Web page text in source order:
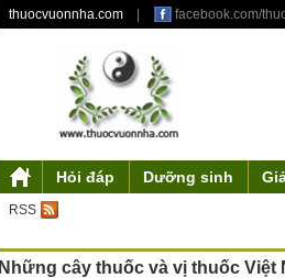
thuocvuonnha.com facebook.com/
Hỏi đáp
Dưỡng sinh
RSS
Những cây thuốc và vị thuốc Việt